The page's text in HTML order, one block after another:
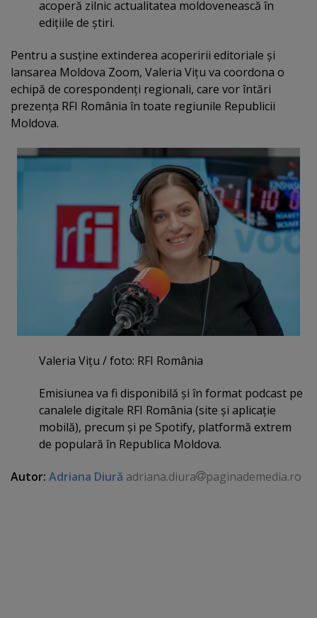
acoperă zilnic actualitatea moldovenească în
ediţiile de ştiri.
Pentru a susţine extinderea acoperirii editoriale şi
lansarea Moldova Zoom, Valeria Viţu va coordona o
echipă de corespondenţi regionali, care vor întări
prezenţa RFI România în toate regiunile Republicii
Moldova.
Valeria Viţu / foto: RFI România
Emisiunea va fi disponibilă şi în format podcast pe
canalele digitale RFI România (site şi aplicaţie
mobilă), precum şi pe Spotify, platformă extrem
de populară în Republica Moldova.
Autor: Adriana Diură adriana.diura paginademedia.ro